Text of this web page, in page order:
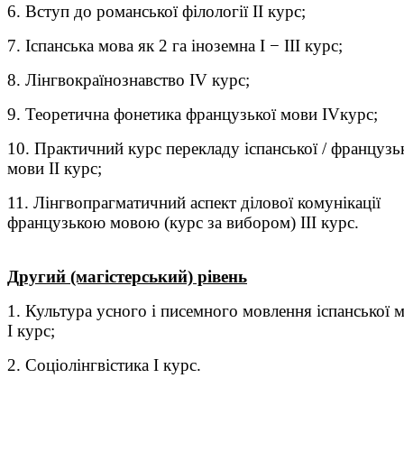
6. Вступ до романської філології ІІ курс;
7. Іспанська мова як 2 га іноземна І − ІІІ курс;
8. Лінгвокраїнознавство ІV курс;
9. Теоретична фонетика французької мови ІVкурс;
10. Практичний курс перекладу іспанської /
мови ІІ курс;
11. Лінгвопрагматичний аспект ділової комунікації
французькою мовою (курс за вибором) ІІІ курс.
Другий (магістерський) рівень
1. Культура усного і писемного мовлення іспанської
І курс;
2. Соціолінгвістика І курс.